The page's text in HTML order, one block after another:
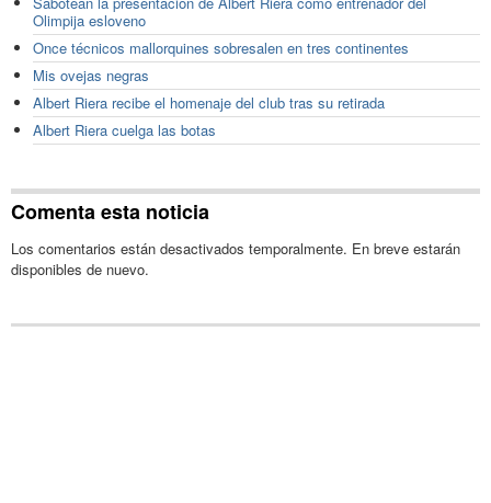
Olimpija esloveno
Once técnicos mallorquines sobresalen en tres continentes
Mis ovejas negras
Albert Riera recibe el homenaje del club tras su retirada
Albert Riera cuelga las botas
Comenta esta noticia
Los comentarios están desactivados temporalmente. En breve estarán
disponibles de nuevo.